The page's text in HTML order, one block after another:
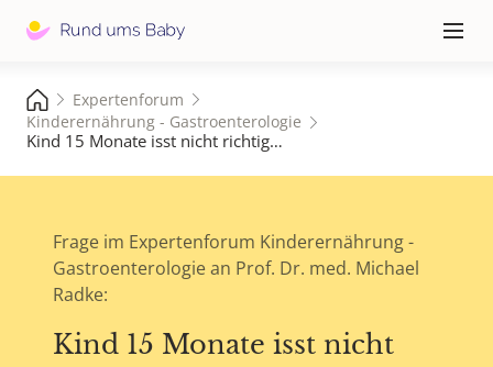
≡
Expertenforum
Kinderernährung - Gastroenterologie
Kind 15 Monate isst nicht richtig…
Frage im Expertenforum Kinderernährung -
Gastroenterologie an Prof. Dr. med. Michael
Radke:
Kind 15 Monate isst nicht